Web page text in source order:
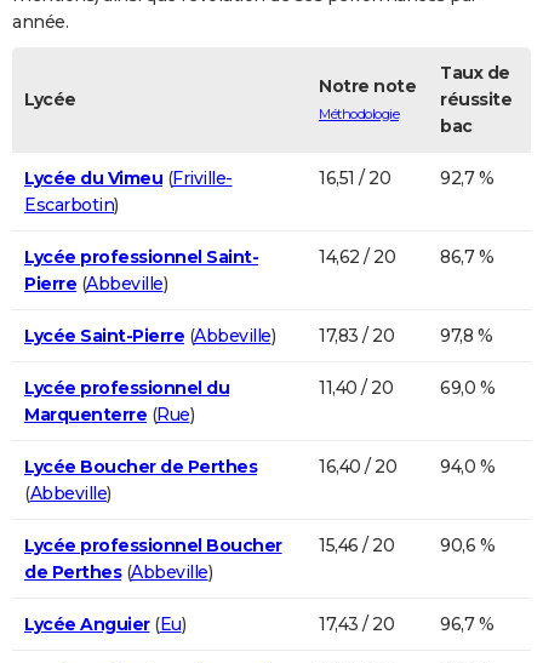
FORUM
année.
Lycée
Notre note
Méthodologie
Taux de
réussite
bac
Lycée du Vimeu (Friville-
Escarbotin)
16,51 / 20 92,7 %
Lycée professionnel Saint-
Pierre (Abbeville)
14,62 / 20 86,7 %
Lycée Saint-Pierre (Abbeville) 17,83 / 20 97,8 %
Lycée professionnel du
Marquenterre (Rue)
11,40 / 20 69,0 %
Lycée Boucher de Perthes
(Abbeville)
16,40 / 20 94,0 %
Lycée professionnel Boucher
de Perthes(Abbeville)
15,46 / 20 90,6 %
Lycée Anguier(Eu) 17,43 / 20 96,7 %